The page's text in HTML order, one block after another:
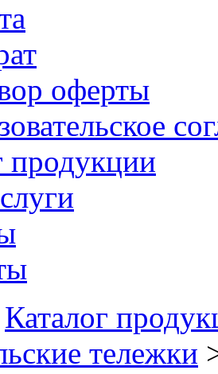
оферты
продукции
Каталог
тележки